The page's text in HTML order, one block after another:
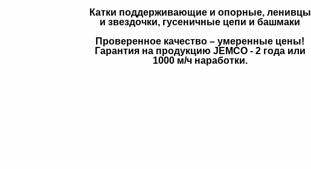
Катки поддерживающие и опорные, ленивцы
и звездочки, гусеничные цепи и башмаки
Проверенное качество – умеренные цены!
Гарантия на продукцию JEMCO - 2 года или
1000 м/ч наработки.